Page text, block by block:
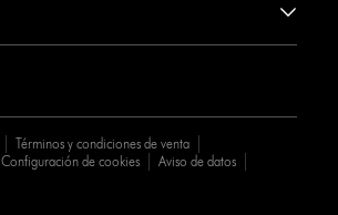
Términos y condiciones de venta
Configuración de cookies
Aviso de datos